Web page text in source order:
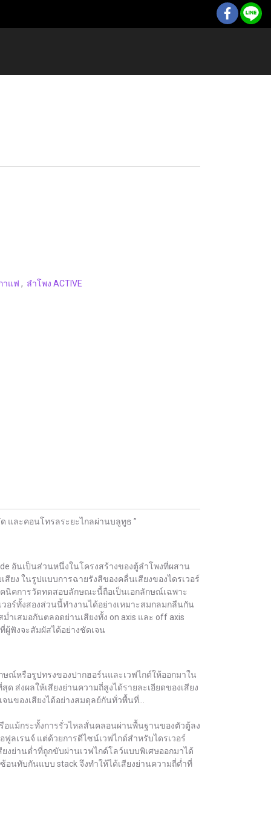
าแฟ , ลำโพง ACTIVE
และคอนโทรลระยะไกลผ่านบลูทูธ ”
อันเป็นส่วนหนึ่งในโครงสร้างของตู้ลำโพงที่ผสาน
ยง ในรูปแบบการฉายรังสีของคลื่นเสียงของไดรเวอร์
คนิคการวัดทดสอบลักษณะนี้ถือเป็นเอกลักษณ์เฉพาะ
วอร์ทั้งสองส่วนนี้ทำงานได้อย่างเหมาะสมกลมกลืนกัน
ำเสมอกันตลอดย่านเสียงทั้ง on axis และ off axis
ผู้ฟังจะสัมผัสได้อย่างชัดเจน
ษณ์หรือรูปทรงของปากฮอร์นและเวฟไกด์ให้ออกมาใน
ส่งผลให้เสียงย่านความถี่สูงได้รายละเอียดของเสียง
ของเสียงได้อย่างสมดุลย์กันทั่วพื้นที่...
อแม้กระทั้งการรั่วไหลสั่นคลอนผ่านพื้นฐานของตัวตู้ลง
ลเรนจ์ แต่ด้วยการดีไซน์เวฟไกด์สำหรับไดรเวอร์
งย่านต่ำที่ถูกขับผ่านเวฟไกด์โลว์แบบพิเศษออกมาได้
อนทับกันแบบ stack จึงทำให้ได้เสียงย่านความถี่ต่ำที่